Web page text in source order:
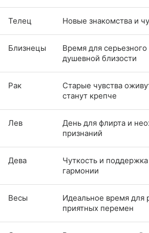
Телец Новые знакомства и
Близнецы
Время для серьезного
душевной близости
Рак
Старые чувства
станут крепче
Лев
День для флирта и
признаний
Дева
Чуткость и
гармонии
Весы
Идеальное время для
приятных перемен